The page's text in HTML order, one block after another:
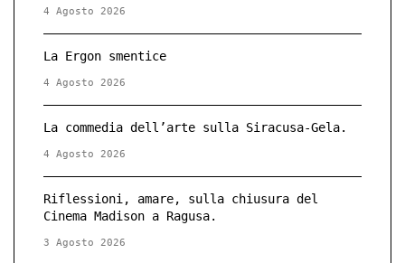
4 Agosto 2026
La Ergon smentice
4 Agosto 2026
La commedia dell’arte sulla Siracusa-Gela.
4 Agosto 2026
Riflessioni, amare, sulla chiusura del
Cinema Madison a Ragusa.
3 Agosto 2026